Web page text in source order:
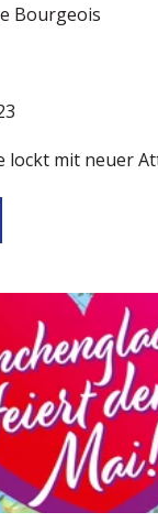
Bourgeois
lockt mit neuer